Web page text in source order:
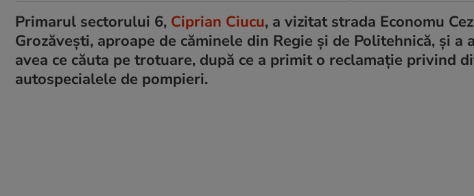
Primarul sectorului 6, Ciprian Ciucu, a vizitat strada Economu
Grozăvești, aproape de căminele din Regie și de Politehnică, și
avea ce căuta pe trotuare, după ce a primit o reclamație privind
autospecialele de pompieri.